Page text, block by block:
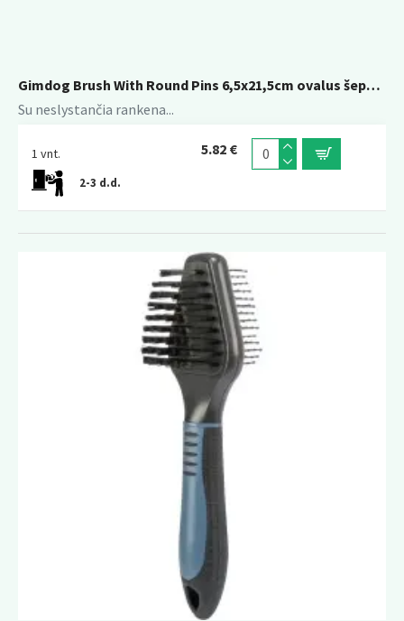
Gimdog Brush With Round Pins 6,5x21,5cm ovalus šepetys apvaliais dant. Vienpusis
Su neslystančia rankena...
1 vnt.
2-3 d.d.
5.82 €